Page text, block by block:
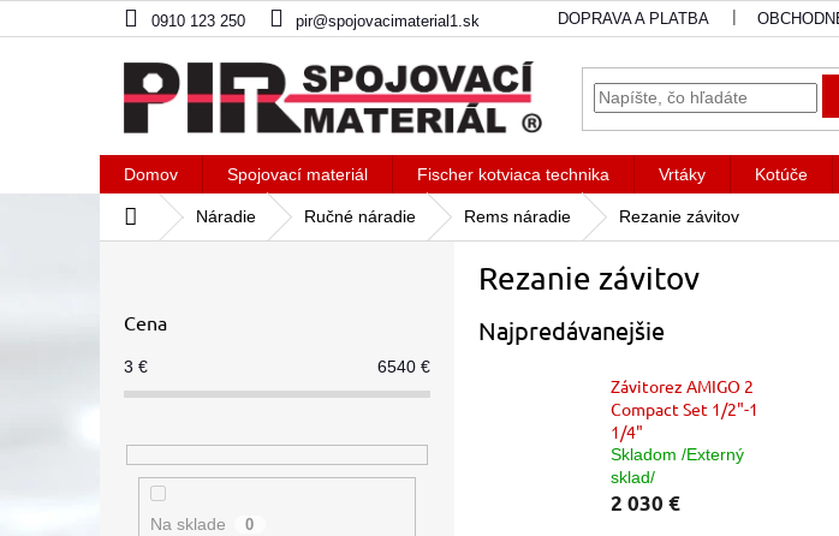
na
0910 123 250 pir@spojovacimaterial1.sk DOPRAVA A PLATBA
Domov Spojovací materiál Fischer kotviaca technika Vrtáky Kotúče
DomovNáradie Ručné náradie Rems náradie Rezanie závitov
Cena
3 € 6540 €
Na sklade 0
Rezanie závitov
Najpredávanejšie
Závitorez AMIGO 2
Compact Set 1/2"-1
1/4"
Skladom /Externý
sklad/
2 030 €